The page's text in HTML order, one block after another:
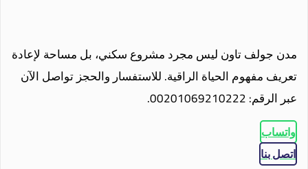
مدن جولف تاون ليس مجرد مشروع سكني، بل مساحة لإعادة
تعريف مفهوم الحياة الراقية. للاستفسار والحجز تواصل الآن
عبر الرقم: 00201069210222.
واتساب
اتصل بنا